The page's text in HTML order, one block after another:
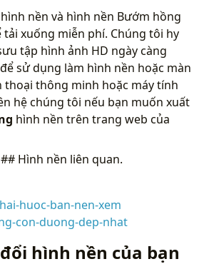
nền và hình nền Bướm hồng
tải xuống miễn phí. Chúng tôi hy
tập hình ảnh HD ngày càng
sử dụng làm hình nền hoặc màn
thoại thông minh hoặc máy tính
hệ chúng tôi nếu bạn muốn xuất
hình nền trên trang web của
## Hình nền liên quan.
huoc-ban-nen-xem
con-duong-dep-nhat
hình nền của bạn